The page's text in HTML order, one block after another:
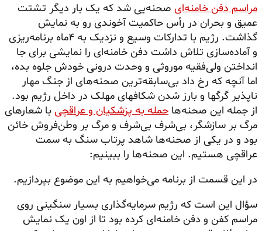
مراسم دفن خامنه‌ای صحنه‌یی شد که یک بار دیگر تشتت
عمیق و بحران در رأس حاکمیت آخوندی رو به نمایش
گذاشت. رژیم با تدارکات وسیع و نزدیک به ۴ماه برنامه‌ریزی
و آماده‌سازی تلاش داشت دفن خامنه‌ای را نمایشی برای جا
انداختن ولی‌فقیه موروثی و وحدت درونی خودش جلوه بده،
اما آنچه که رخ داد بی‌سابقه‌ترین صحنه‌های از جنگ مهار
ناپذیر گرگها و بارز شدن شکافهای مهلک در داخل رژیم بود.
از جمله این صحنه‌ها حمله به پزشکیان و عراقچی با شعارهای
مرگ بر سازشگر، بی‌شرف بی‌شرف و مرگ بر وطن‌فروش خائن
بود و در یکی از صحنه‌ها شاهد پرتاب سنگ به سمت
عراقچی هستیم. این صحنه‌ها را ببینیم:
در این قسمت از برنامه می‌خواهیم به این موضوع بپردازیم.
سؤال این است که رژیم سرمایه‌گذاری بسیار سنگینی روی
مراسم کفن و دفن خامنه‌ای کرده بود تا از اون یک نمایش